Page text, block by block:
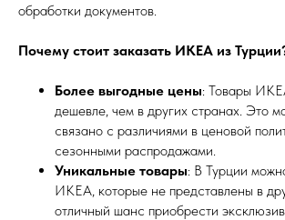
обработки документов.
Почему стоит заказать ИКЕА из
Более выгодные цены: Товары
дешевле, чем в других странах. Это
связано с различиями в ценовой
сезонными распродажами.
Уникальные товары: В Турции
ИКЕА, которые не представлены в
отличный шанс приобрести